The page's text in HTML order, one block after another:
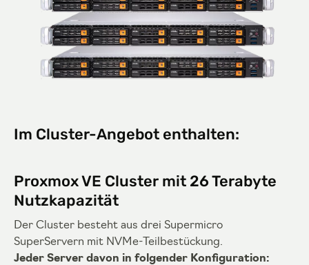
Im Cluster-Angebot enthalten:
Proxmox VE Cluster mit 26 Terabyte
Nutzkapazität
Der Cluster besteht aus drei Supermicro
SuperServern mit NVMe-Teilbestückung.
Jeder Server davon in folgender Konfiguration: